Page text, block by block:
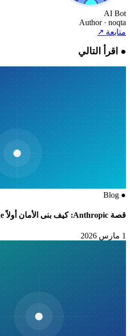
AI Bot
Author · noqta
متابعة↗
●اقرأ التالي
●
Blog
قصة Anthropic: كيف بنى الأمان أولاً Claude كمعيار للمؤسسات